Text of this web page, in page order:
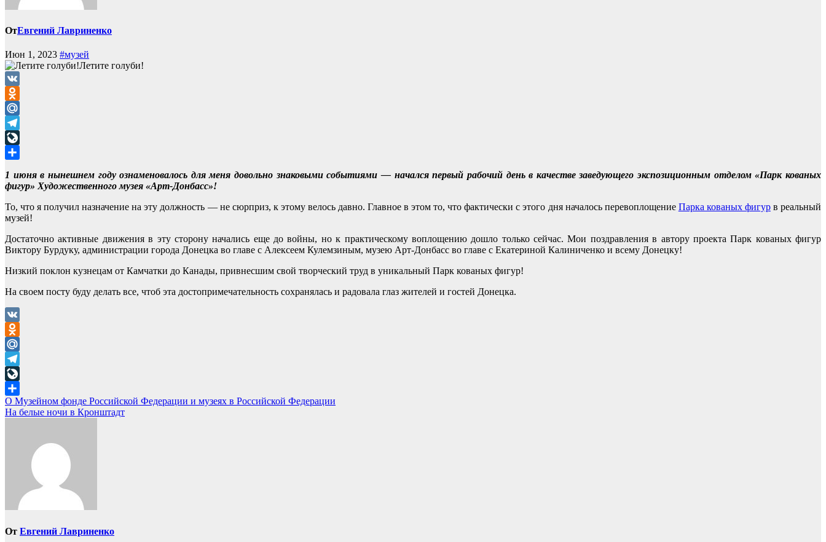
ОтЕвгений Лавриненко
Июн 1, 2023 #музей
Летите голуби!
VK
Odnoklassniki
Mail.Ru
Telegram
LiveJournal
1 июня в нынешнем году ознаменовалось для меня довольно знаковыми событиями — начался первый рабочий день в качестве заведующего экспозиционным отделом «Парк кованых
фигур» Художественного музея «Арт-Донбасс»!
То, что я получил назначение на эту должность — не сюрприз, к этому велось давно. Главное в этом то, что фактически с этого дня началось перевоплощение Парка кованых фигурв реальный
музей!
Достаточно активные движения в эту сторону начались еще до войны, но к практическому воплощению дошло только сейчас. Мои поздравления в автору проекта Парк кованых фигур
Виктору Бурдуку, администрации города Донецка во главе с Алексеем Кулемзиным, музею Арт-Донбасс во главе с Екатериной Калиниченко и всему Донецку!
Низкий поклон кузнецам от Камчатки до Канады, привнесшим свой творческий труд в уникальный Парк кованых фигур!
На своем посту буду делать все, чтоб эта достопримечательность сохранялась и радовала глаз жителей и гостей Донецка.
VK
Odnoklassniki
Mail.Ru
Telegram
LiveJournal
Отправить
Навигация
по
О Музейном фонде Российской Федерации и музеях в Российской Федерации
На белые ночи в Кронштадт
От Евгений Лавриненко